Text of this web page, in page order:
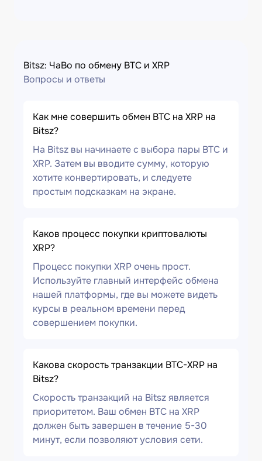
Bitsz: ЧаВо по обмену BTC и XRP
Вопросы и ответы
Как мне совершить обмен BTC на XRP на
Bitsz?
На Bitsz вы начинаете с выбора пары BTC и
XRP. Затем вы вводите сумму, которую
хотите конвертировать, и следуете
простым подсказкам на экране.
Каков процесс покупки криптовалюты
XRP?
Процесс покупки XRP очень прост.
Используйте главный интерфейс обмена
нашей платформы, где вы можете видеть
курсы в реальном времени перед
совершением покупки.
Какова скорость транзакции BTC-XRP на
Bitsz?
Скорость транзакций на Bitsz является
приоритетом. Ваш обмен BTC на XRP
должен быть завершен в течение 5-30
минут, если позволяют условия сети.